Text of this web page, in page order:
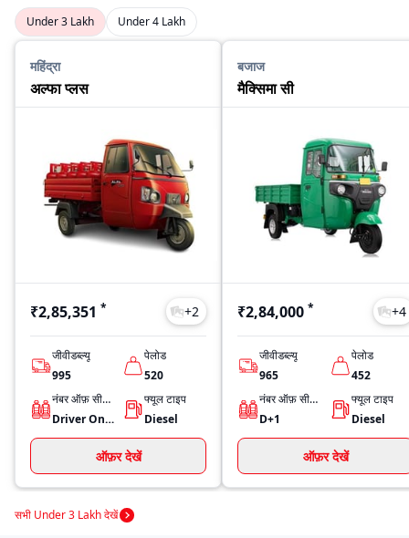
Under 3 Lakh Under 4 Lakh
महिंद्रा
अल्फा प्लस
₹2,85,351 * +2
जीवीडब्ल्यू
995
पेलोड
520
नंबर ऑफ़ सीट्स
Driver Only
फ्यूल टाइप
Diesel
ऑफ़र देखें
बजाज
मैक्सिमा सी
₹2,84,000 * +4
जीवीडब्ल्यू
965
पेलोड
452
नंबर ऑफ़ सीट्स
D+1
फ्यूल टाइप
Diesel
ऑफ़र देखें
सभी Under 3 Lakh देखें